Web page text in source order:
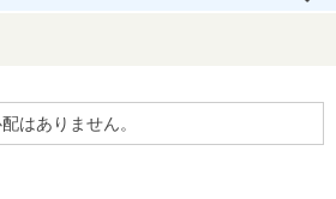
はありません。